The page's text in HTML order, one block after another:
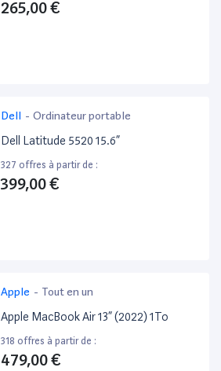
265,00 €
Dell - Ordinateur portable
Dell Latitude 5520 15.6”
327 offres à partir de :
399,00 €
Apple - Tout en un
Apple MacBook Air 13” (2022) 1To
318 offres à partir de :
479,00 €